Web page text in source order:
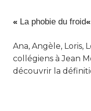
« La phobie du froid«
Ana, Angèle, Loris,
collégiens à Jean
découvrir la